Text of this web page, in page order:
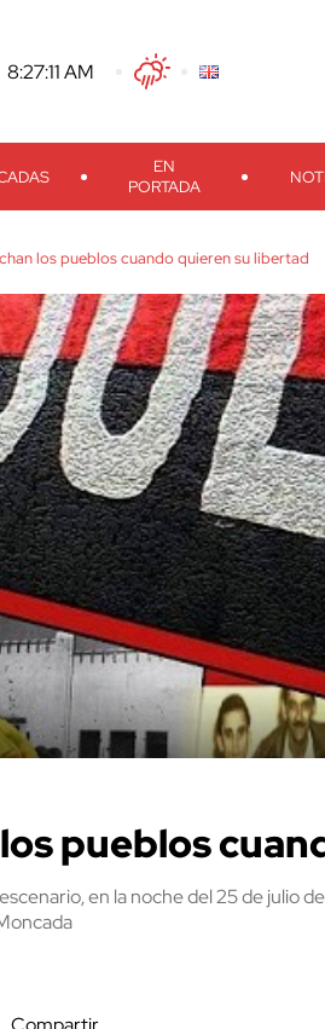
8:27:12 AM TwitterFacebook
Threads
Instagram
EN
PORTADA
los pueblos cuando quieren su libertad
pueblos
en la noche del 25 de julio